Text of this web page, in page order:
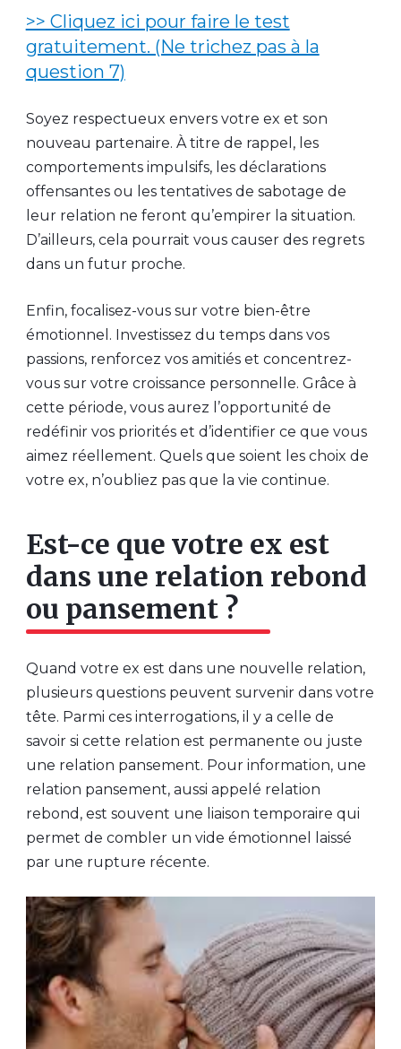
>> Cliquez ici pour faire le test
gratuitement. (Ne trichez pas à la
question 7)
Soyez respectueux envers votre ex et son
nouveau partenaire. À titre de rappel, les
comportements impulsifs, les déclarations
offensantes ou les tentatives de sabotage de
leur relation ne feront qu’empirer la situation.
D’ailleurs, cela pourrait vous causer des regrets
dans un futur proche.
Enfin, focalisez-vous sur votre bien-être
émotionnel. Investissez du temps dans vos
passions, renforcez vos amitiés et concentrez-
vous sur votre croissance personnelle. Grâce à
cette période, vous aurez l’opportunité de
redéfinir vos priorités et d’identifier ce que vous
aimez réellement. Quels que soient les choix de
votre ex, n’oubliez pas que la vie continue.
Est-ce que votre ex est
dans une relation rebond
ou pansement ?
Quand votre ex est dans une nouvelle relation,
plusieurs questions peuvent survenir dans votre
tête. Parmi ces interrogations, il y a celle de
savoir si cette relation est permanente ou juste
une relation pansement. Pour information, une
relation pansement, aussi appelé relation
rebond, est souvent une liaison temporaire qui
permet de combler un vide émotionnel laissé
par une rupture récente.